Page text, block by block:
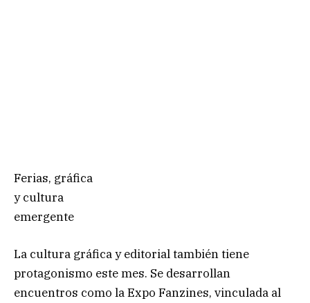
Ferias, gráfica
y cultura
emergente
La cultura gráfica y editorial también tiene
protagonismo este mes. Se desarrollan
encuentros como la Expo Fanzines, vinculada al